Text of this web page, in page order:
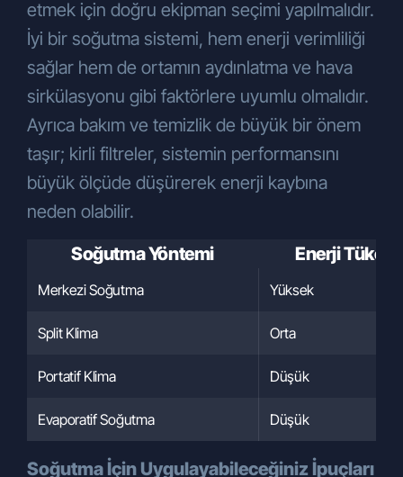
etmek için doğru ekipman seçimi yapılmalıdır.
İyi bir soğutma sistemi, hem enerji verimliliği
sağlar hem de ortamın aydınlatma ve hava
sirkülasyonu gibi faktörlere uyumlu olmalıdır.
Ayrıca bakım ve temizlik de büyük bir önem
taşır; kirli filtreler, sistemin performansını
büyük ölçüde düşürerek enerji kaybına
neden olabilir.
Soğutma Yöntemi
Enerji
Merkezi Soğutma Yüksek
Split Klima Orta
Portatif Klima Düşük
Evaporatif Soğutma Düşük
Soğutma İçin Uygulayabileceğiniz İpuçları